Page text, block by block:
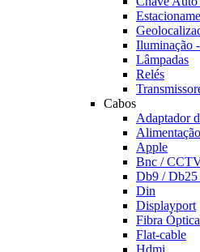
Iluminação
Lâmpadas
Relés
Cabos
Adaptador
Alimentação
Apple
Bnc /
Db9 /
Din
Displayport
Fibra Óptica
Flat-cable
Hdmi